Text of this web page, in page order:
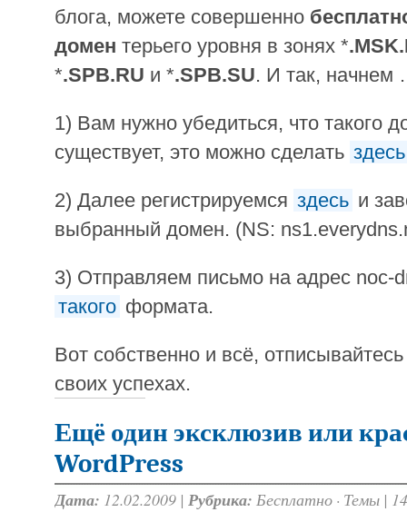
блога, можете совершенно
домен терьего уровня в зонях *
*.SPB.RU и *.SPB.SU. И так, начнем
1) Вам нужно убедиться, что такого
существует, это можно сделать здесь
2) Далее регистрируемся здесь и
выбранный домен. (NS:
3) Отправляем письмо на адрес noc-
такого формата.
Вот собственно и всё,
своих успехах.
Ещё один эксклюзив или
WordPress
Дата: 12.02.2009 | Рубрика: Бесплатно · Темы |